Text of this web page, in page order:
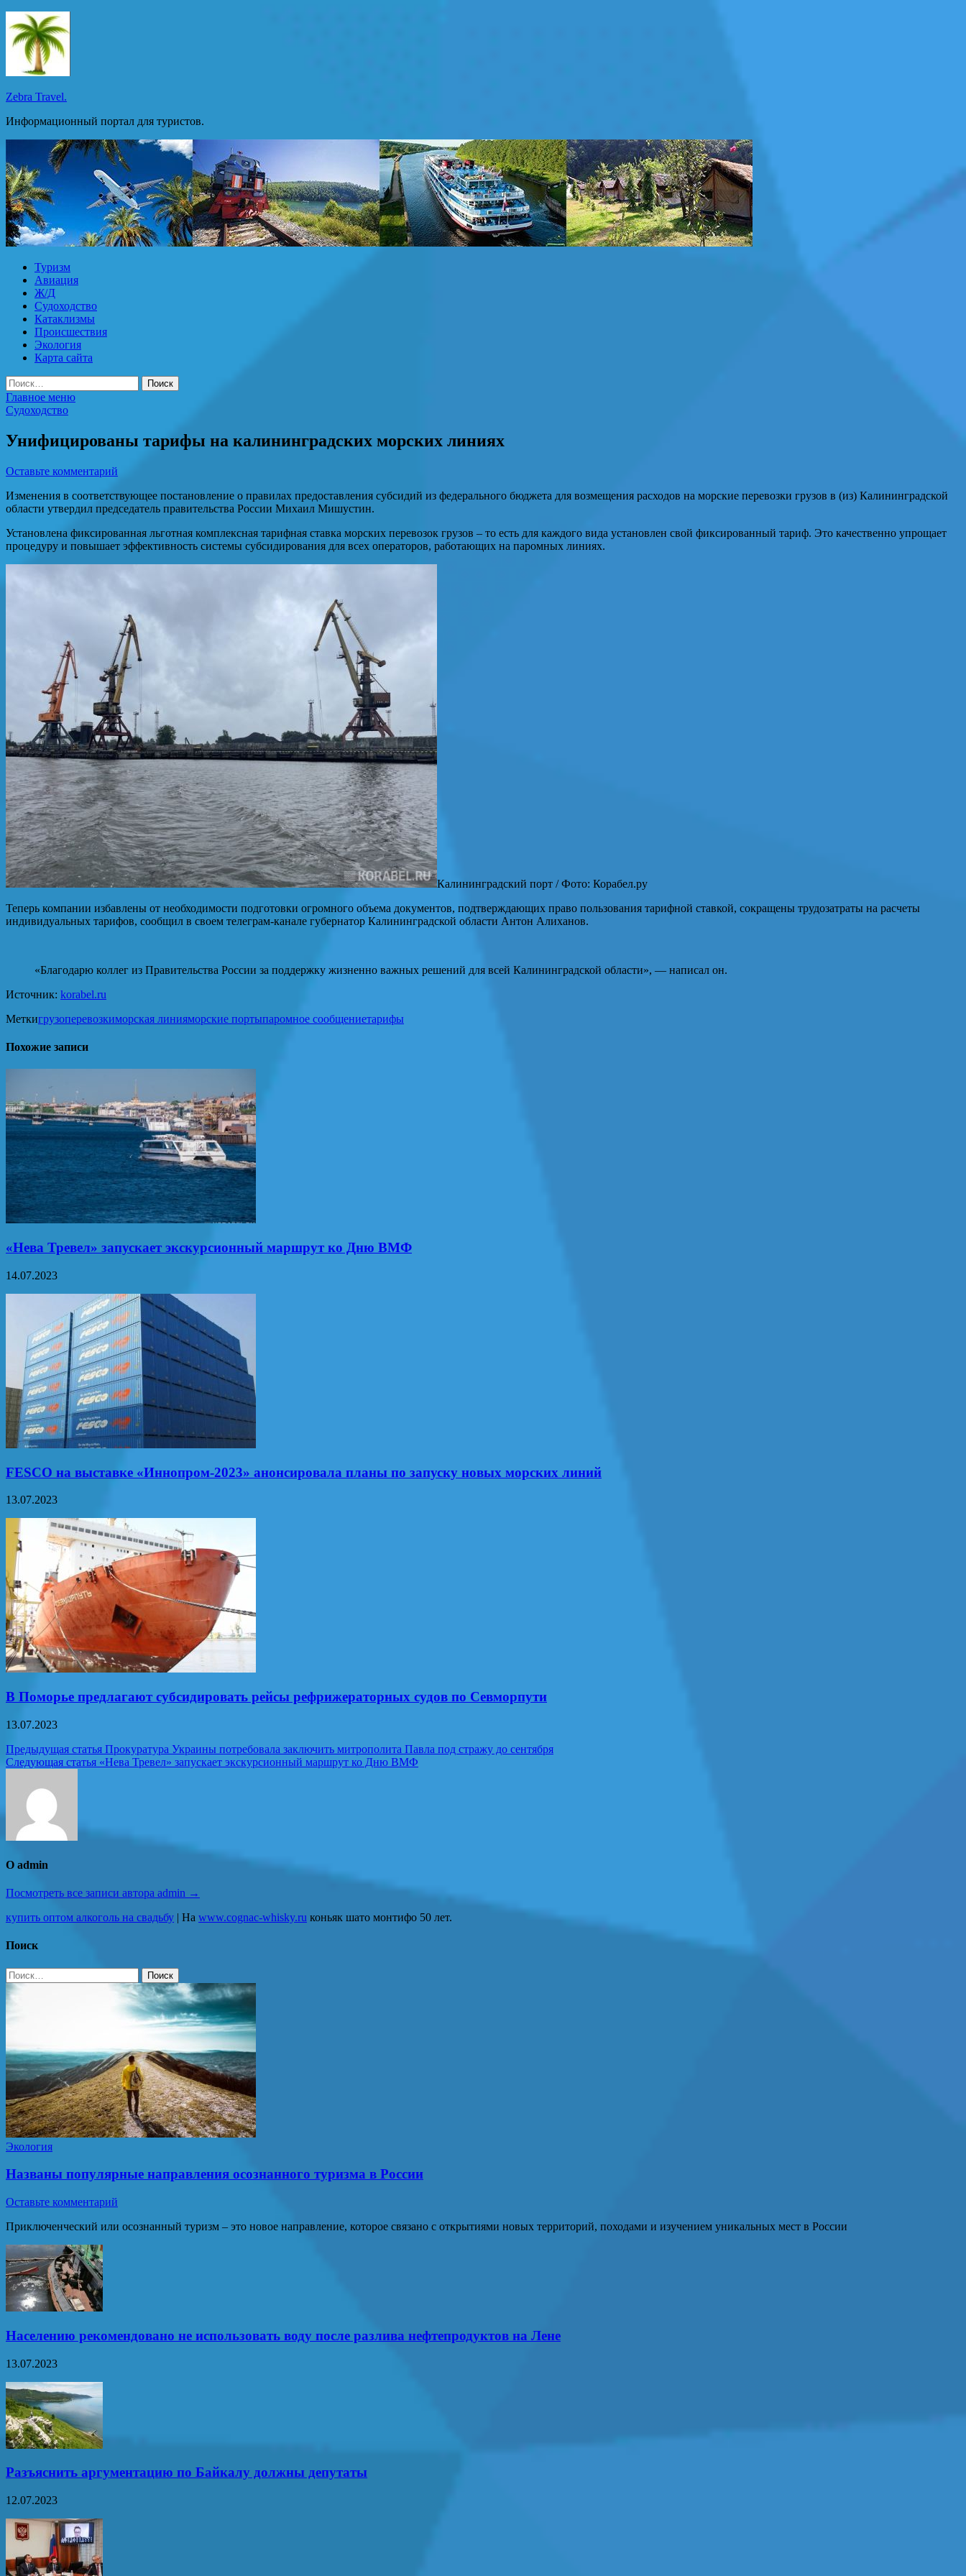
Перейти
к
содержимому
Zebra Travel.
Информационный портал для туристов.
Туризм
Авиация
Ж/Д
Судоходство
Катаклизмы
Происшествия
Экология
Карта сайта
Найти:
Главное меню
Судоходство
Унифицированы тарифы на калининградских морских линиях
Оставьте комментарий
Изменения в соответствующее постановление о правилах предоставления субсидий из федерального бюджета для возмещения расходов на морские перевозки грузов в (из) Калининградской
области утвердил председатель правительства России Михаил Мишустин.
Установлена фиксированная льготная комплексная тарифная ставка морских перевозок грузов – то есть для каждого вида установлен свой фиксированный тариф. Это качественно упрощает
процедуру и повышает эффективность системы субсидирования для всех операторов, работающих на паромных линиях.
Калининградский порт / Фото: Корабел.ру
Теперь компании избавлены от необходимости подготовки огромного объема документов, подтверждающих право пользования тарифной ставкой, сокращены трудозатраты на расчеты
индивидуальных тарифов, сообщил в своем телеграм-канале губернатор Калининградской области Антон Алиханов.
«Благодарю коллег из Правительства России за поддержку жизненно важных решений для всей Калининградской области», — написал он.
Источник: korabel.ru
Меткигрузоперевозкиморская линияморские портыпаромное сообщениетарифы
Похожие записи
«Нева Тревел» запускает экскурсионный маршрут ко Дню ВМФ
14.07.2023
FESCO на выставке «Иннопром-2023» анонсировала планы по запуску новых морских линий
13.07.2023
В Поморье предлагают субсидировать рейсы рефрижераторных судов по Севморпути
13.07.2023
Навигация
по
записям
Предыдущая статья Прокуратура Украины потребовала заключить митрополита Павла под стражу до сентября
Следующая статья «Нева Тревел» запускает экскурсионный маршрут ко Дню ВМФ
О admin
Посмотреть все записи автора admin →
купить оптом алкоголь на свадьбу | На www.cognac-whisky.ru коньяк шато монтифо 50 лет.
Поиск
Найти:
Экология
Названы популярные направления осознанного туризма в России
Оставьте комментарий
Приключенческий или осознанный туризм – это новое направление, которое связано с открытиями новых территорий, походами и изучением уникальных мест в России
Населению рекомендовано не использовать воду после разлива нефтепродуктов на Лене
13.07.2023
Разъяснить аргументацию по Байкалу должны депутаты
12.07.2023